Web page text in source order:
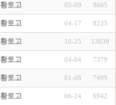
황토고 05-09 8665
황토고 04-17 8235
황토고 10-25 13839
황토고 04-04 7379
황토고 01-08 7499
황토고 06-24 6942